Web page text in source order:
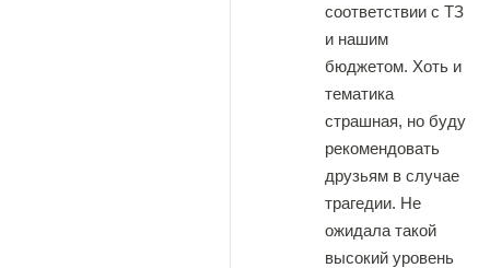
соответствии с ТЗ
и нашим
бюджетом. Хоть и
тематика
страшная, но буду
рекомендовать
друзьям в случае
трагедии. Не
ожидала такой
высокий уровень